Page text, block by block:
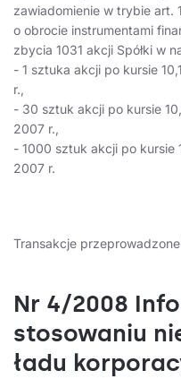
zawiadomienie w trybie art.
o obrocie instrumentami
zbycia 1031 akcji Spółki w
- 1 sztuka akcji po kursie
r.,
- 30 sztuk akcji po kursie
2007 r.,
- 1000 sztuk akcji po kursie
2007 r.
Transakcje
Nr 4/2008
stosowaniu
ładu